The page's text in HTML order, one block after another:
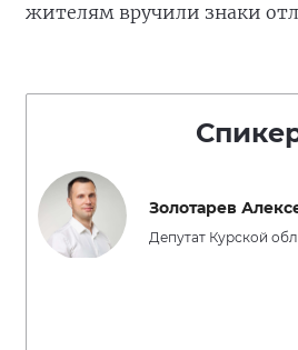
жителям вручили знаки
Золотарев
Депутат Курской